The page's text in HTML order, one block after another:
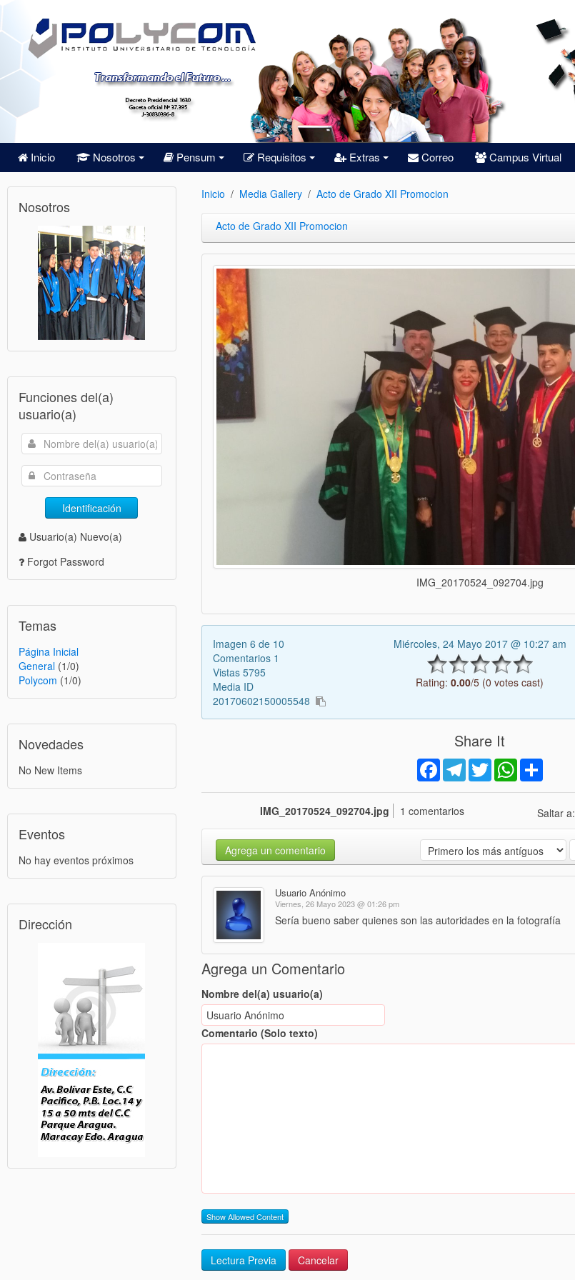
Inicio
+
Nosotros
+
Pensum
+
Requisitos
+
Extras Correo Campus Virtual
Nosotros
Funciones del(a)
usuario(a)
Identificación
Usuario(a) Nuevo(a)
Forgot Password
Temas
Página Inicial
General (1/0)
Polycom (1/0)
Novedades
No New Items
Eventos
No hay eventos próximos
Dirección
Inicio Media Gallery Acto de Grado XII Promocion
Acto de Grado XII Promocion
IMG_20170524_092704.jpg
Imagen 6 de 10
Comentarios 1
Vistas 5795
Media ID
20170602150005548
Miércoles, 24 Mayo 2017 @ 10:27 am
Rating:0.00/5 (0 votes cast)
Share It
FacebookTelegram
TwitterWhatsApp
Share
Saltar a:
IMG_20170524_092704.jpg 1 comentarios
Agrega un comentario
Usuario Anónimo
Viernes, 26 Mayo 2023 @ 01:26 pm
Sería bueno saber quienes son las autoridades en la fotografía
Agrega un Comentario
Nombre del(a) usuario(a)
Comentario (Solo texto)
Show Allowed Content
Lectura Previa Cancelar